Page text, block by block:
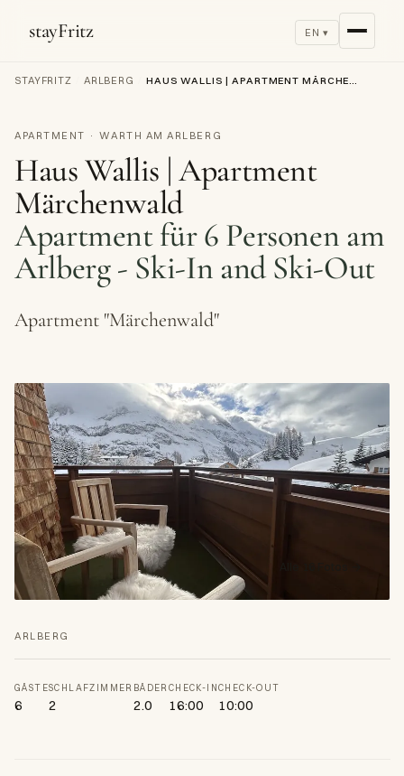
stayFritz EN ▾
STAYFRITZ ARLBERG HAUS WALLIS | APARTMENT MÄRCHENWALD
APARTMENT · WARTH AM ARLBERG
Haus Wallis | Apartment
Märchenwald
Apartment für 6 Personen am
Arlberg - Ski-In and Ski-Out
Apartment "Märchenwald"
ARLBERG
GÄSTE
6
SCHLAFZIMMER
2
BÄDER
2.0
CHECK-IN
16:00
CHECK-OUT
10:00